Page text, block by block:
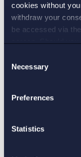
cookies without
withdraw your
be accessed via
screen. Should
andprivacy policy
Selection
Necessary
Preferences
Statistics
exempel att
sjukdom
Samla inte
Informera
Se till att